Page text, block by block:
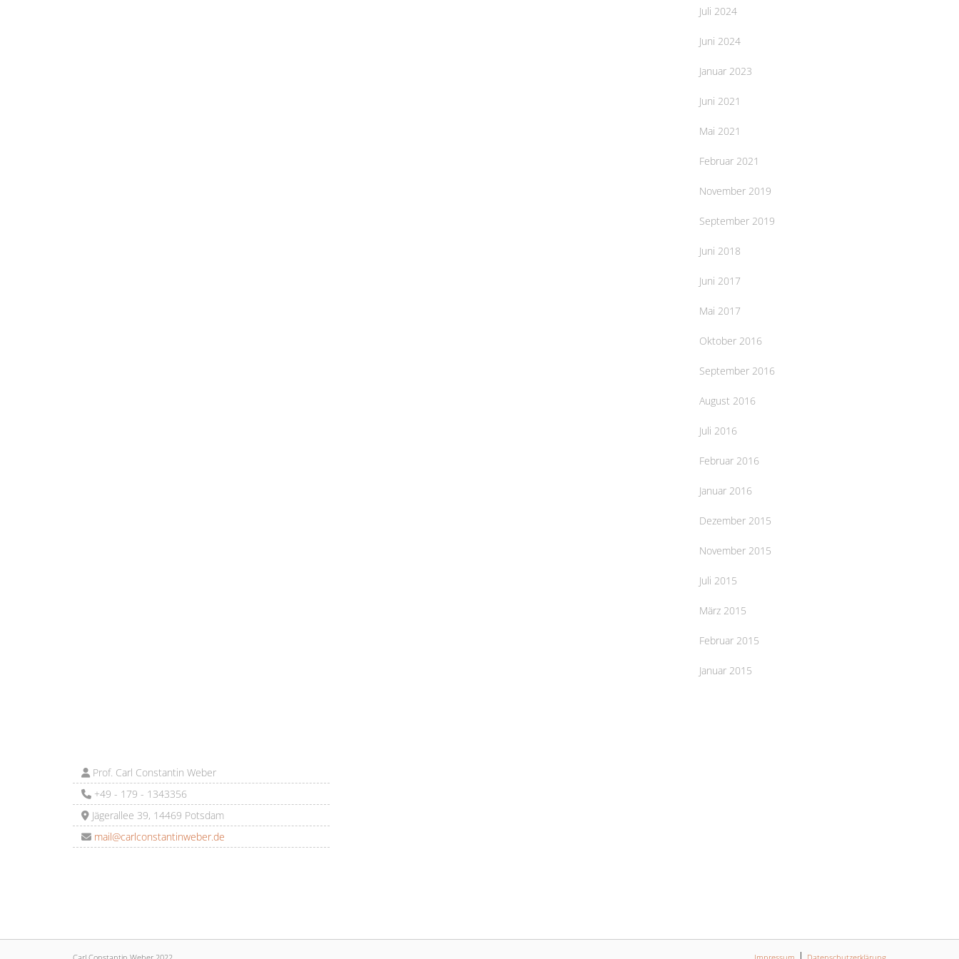
Juli 2024
Juni 2024
Januar 2023
Juni 2021
Mai 2021
Februar 2021
November 2019
September 2019
Juni 2018
Juni 2017
Mai 2017
Oktober 2016
September 2016
August 2016
Juli 2016
Februar 2016
Januar 2016
Dezember 2015
November 2015
Juli 2015
März 2015
Februar 2015
Januar 2015
Prof. Carl Constantin Weber
+49 - 179 - 1343356
Jägerallee 39, 14469 Potsdam
mail@carlconstantinweber.de